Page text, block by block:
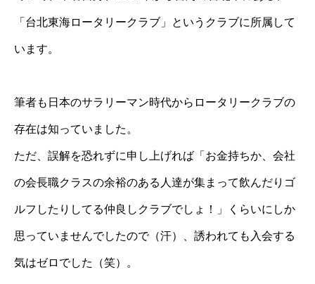
「台北東海ロータリークラブ」というクラブに所属して
います。
筆者も日本のサラリーマン時代からロータリークラブの
存在は知っていました。
ただ、誤解を恐れずに申し上げれば「お金持ちか、会社
の会長職クラスの余裕のある人達が集まって飲んだりゴ
ルフしたりしてる仲良しクラブでしょ！」くらいにしか
思っていませんでしたので（汗）、誘われても入会する
気はゼロでした（笑）。